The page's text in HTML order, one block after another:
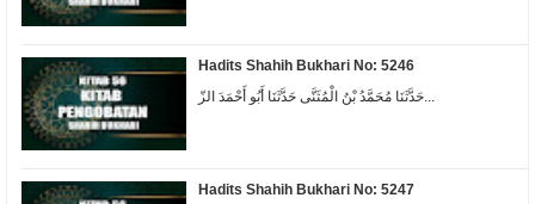
Hadits Shahih Bukhari No: 5246
حَدَّثَنَا مُحَمَّدُ بْنُ الْمُثَنَّى حَدَّثَنَا أَبُو أَحْمَدَ الزّ...
Hadits Shahih Bukhari No: 5247